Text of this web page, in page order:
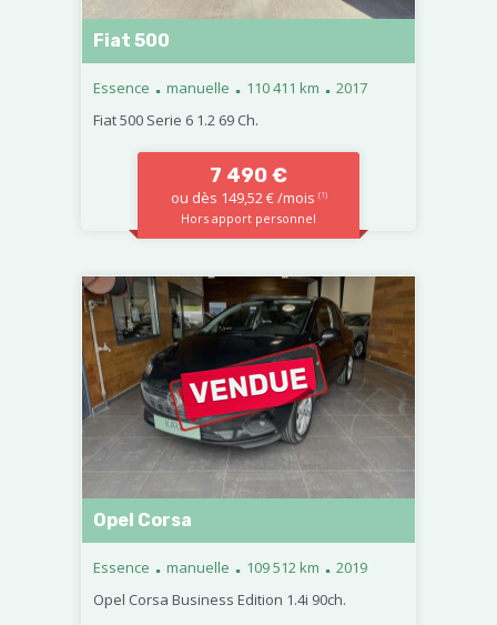
Fiat 500
Essence . manuelle . 110 411 km . 2017
Fiat 500 Serie 6 1.2 69 Ch.
7 490 €
ou dès 149,52 € /mois (1)
Hors apport personnel
Opel Corsa
Essence . manuelle . 109 512 km . 2019
Opel Corsa Business Edition 1.4i 90ch.